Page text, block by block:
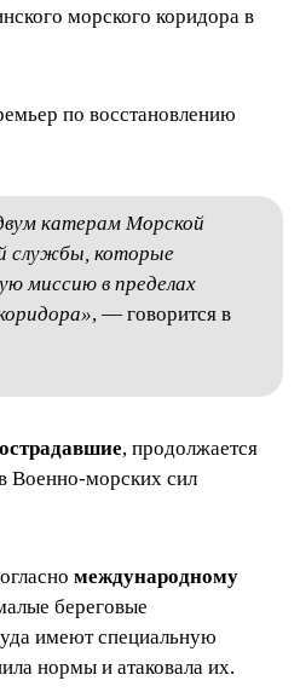
морского коридора в
по восстановлению
катерам Морской
службы, которые
миссию в пределах
, — говорится в
, продолжается
Военно‑морских сил
международному
береговые
имеют специальную
нормы и атаковала их.